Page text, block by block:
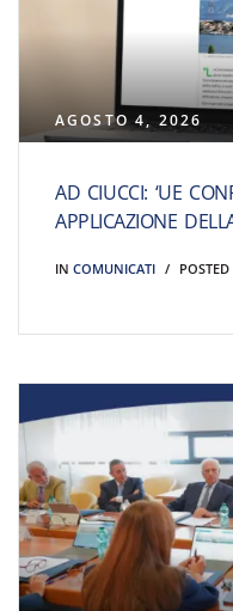
AGOSTO 4, 2026
AD CIUCCI: ‘UE
APPLICAZIONE
IN COMUNICATI